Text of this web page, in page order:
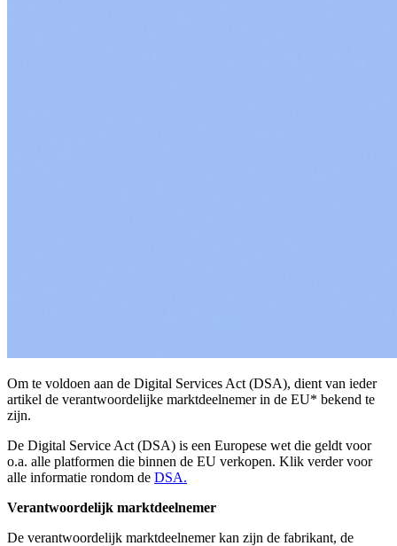
Om te voldoen aan de Digital Services Act (DSA), dient van ieder
artikel de verantwoordelijke marktdeelnemer in de EU* bekend te
zijn.
De Digital Service Act (DSA) is een Europese wet die geldt voor
o.a. alle platformen die binnen de EU verkopen. Klik verder voor
alle informatie rondom de DSA.
Verantwoordelijk marktdeelnemer
De verantwoordelijk marktdeelnemer kan zijn de fabrikant, de